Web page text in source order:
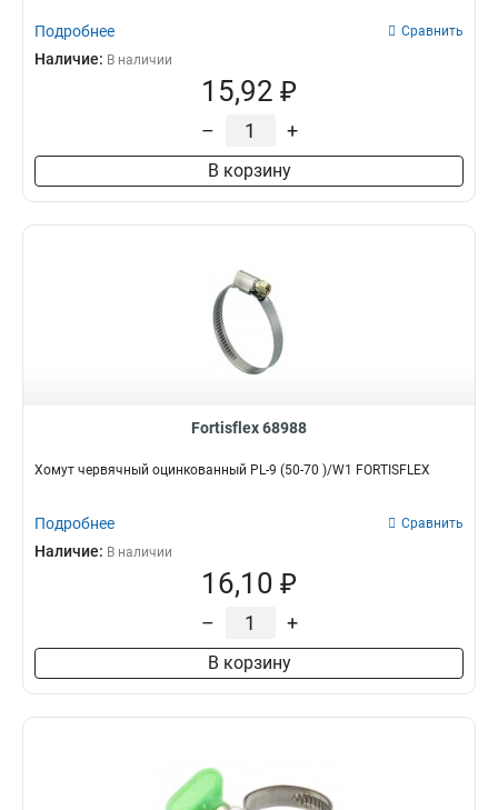
Подробнее Сравнить
Наличие: В наличии
15,92 ₽
– +
В корзину
Fortisflex 68988
Хомут червячный оцинкованный PL-9 (50-70 )/W1 FORTISFLEX
Подробнее Сравнить
Наличие: В наличии
16,10 ₽
– +
В корзину